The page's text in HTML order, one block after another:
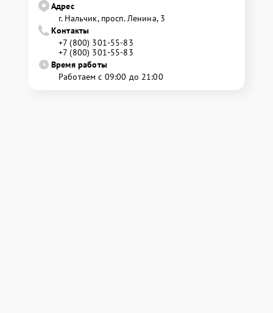
Адрес
г. Нальчик, просп. Ленина, 3
Контакты
+7 (800) 301-55-83
+7 (800) 301-55-83
Время работы
Работаем с 09:00 до 21:00